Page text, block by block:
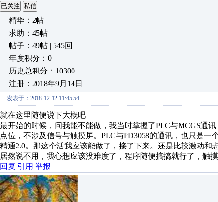
已关注 私信
精华：2帖
求助：45帖
帖子：49帖 | 545回
年度积分：0
历史总积分：10300
注册：2018年9月14日
发表于：2018-12-12 11:45:54
就在这里随便说下大概吧
最开始的时候，问我能不能做，我当时掌握了PLC与MCGS通
点位，不涉及信号与触摸屏。PLC与PD3058的通讯，也只是
精通2.0。那这个活我应该能做了，接了下来。还是比较激动
居然说不用，我心想应该没难度了，程序随便搞搞就行了，触
回复 引用 举报